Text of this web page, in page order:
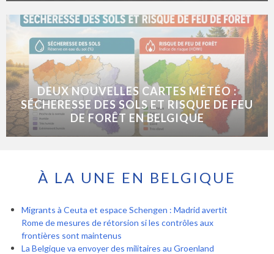
DEUX NOUVELLES CARTES MÉTÉO :
SÉCHERESSE DES SOLS ET RISQUE DE FEU
DE FORÊT EN BELGIQUE
À LA UNE EN BELGIQUE
Migrants à Ceuta et espace Schengen : Madrid avertit
Rome de mesures de rétorsion si les contrôles aux
frontières sont maintenus
La Belgique va envoyer des militaires au Groenland